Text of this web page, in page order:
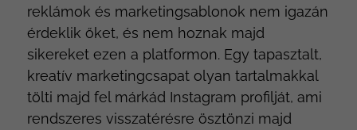
reklámok és marketingsablonok nem igazán
érdeklik őket, és nem hoznak majd
sikereket ezen a platformon. Egy tapasztalt,
kreatív marketingcsapat olyan tartalmakkal
tölti majd fel márkád Instagram profilját, ami
rendszeres visszatérésre ösztönzi majd